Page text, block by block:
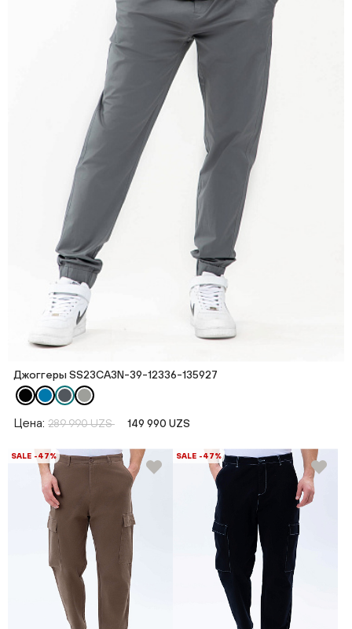
Джоггеры SS23CA3N-39-12336-135927
Цена: 289 990 UZS 149 990 UZS
SALE -47% SALE -47%